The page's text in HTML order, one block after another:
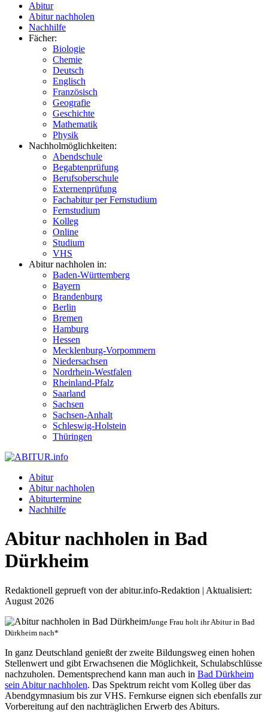
Abitur
Abitur nachholen
Nachhilfe
Fächer:
Biologie
Chemie
Deutsch
Englisch
Französisch
Geografie
Geschichte
Mathematik
Physik
Nachholmöglichkeiten:
Abendschule
Begabtenprüfung
Berufsoberschule
Externenprüfung
Fachabitur per Fernstudium
Fernstudium
Kolleg
Online
Studium
VHS
Abitur nachholen in:
Baden-Württemberg
Bayern
Brandenburg
Berlin
Bremen
Hamburg
Hessen
Mecklenburg-Vorpommern
Niedersachsen
Nordrhein-Westfalen
Rheinland-Pfalz
Saarland
Sachsen
Sachsen-Anhalt
Schleswig-Holstein
Thüringen
Abitur
Abitur nachholen
Abiturtermine
Nachhilfe
Abitur nachholen in Bad
Dürkheim
Redaktionell geprueft von der abitur.info-Redaktion | Aktualisiert:
August 2026
Junge Frau holt ihr Abitur in Bad
Dürkheim nach*
In ganz Deutschland genießt der zweite Bildungsweg einen hohen
Stellenwert und gibt Erwachsenen die Möglichkeit, Schulabschlüsse
nachzuholen. Dementsprechend kann man auch in Bad Dürkheim
sein Abitur nachholen. Das Spektrum reicht vom Kolleg über das
Abendgymnasium bis zur VHS. Fernkurse eignen sich ebenfalls zur
Vorbereitung auf den nachträglichen Erwerb des Abiturs.